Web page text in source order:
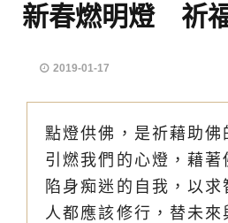
新春燃明燈 祈
2019-01-17
點燈供佛，是祈藉助佛
引燃我們的心燈，藉著
陷身痴迷的自我，以求
人都應該修行，替未來